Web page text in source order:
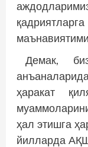
Демак,
ҳаракат
ҳал этишга
йилларда